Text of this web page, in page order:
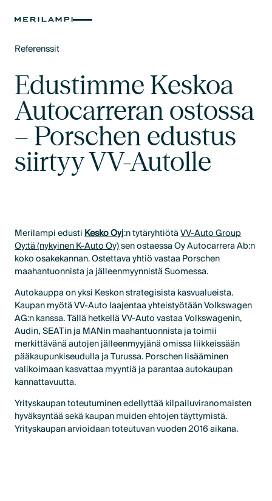
Referenssit
Edustimme Keskoa
Autocarreran ostossa
– Porschen edustus
siirtyy VV-Autolle
Merilampi edustiKesko Oyj:n tytäryhtiötäVV-Auto Group
Oy:tä (nykyinen K-Auto Oy)sen ostaessa Oy Autocarrera Ab:n
koko osakekannan. Ostettava yhtiö vastaa Porschen
maahantuonnista ja jälleenmyynnistä Suomessa.
Autokauppa on yksi Keskon strategisista kasvualueista.
Kaupan myötä VV-Auto laajentaa yhteistyötään Volkswagen
AG:n kanssa. Tällä hetkellä VV-Auto vastaa Volkswagenin,
Audin, SEATin ja MANin maahantuonnista ja toimii
merkittävänä autojen jälleenmyyjänä omissa liikkeissään
pääkaupunkiseudulla ja Turussa. Porschen lisääminen
valikoimaan kasvattaa myyntiä ja parantaa autokaupan
kannattavuutta.
Yrityskaupan toteutuminen edellyttää kilpailuviranomaisten
hyväksyntää sekä kaupan muiden ehtojen täyttymistä.
Yrityskaupan arvioidaan toteutuvan vuoden 2016 aikana.